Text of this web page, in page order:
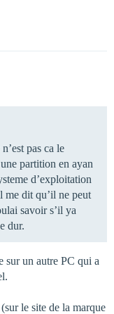
pas ca le
partition en ayan
d’exploitation
dit qu’il ne peut
savoir s’il ya
dur.
sur un autre PC qui a
le site de la marque